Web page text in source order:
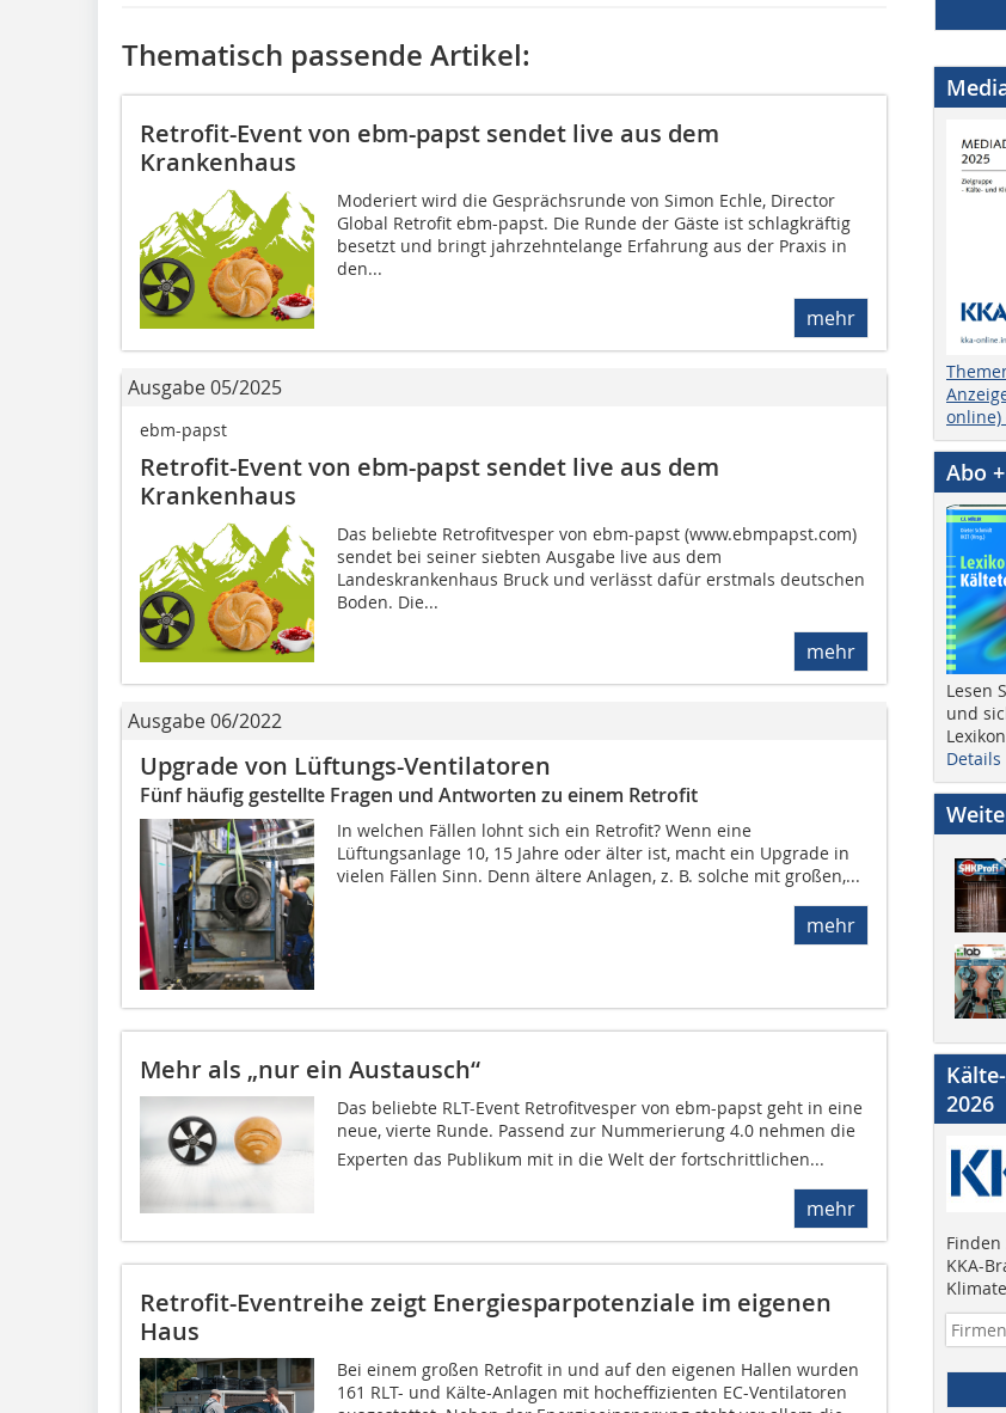
Thematisch passende Artikel:
Retrofit-Event von ebm-papst sendet live aus dem
Krankenhaus
Moderiert wird die Gesprächsrunde von Simon Echle, Director
Global Retrofit ebm-papst. Die Runde der Gäste ist schlagkräftig
besetzt und bringt jahrzehntelange Erfahrung aus der Praxis in
den...
mehr
Ausgabe 05/2025
ebm-papst
Retrofit-Event von ebm-papst sendet live aus dem
Krankenhaus
Das beliebte Retrofitvesper von ebm-papst (www.ebmpapst.com)
sendet bei seiner siebten Ausgabe live aus dem
Landeskrankenhaus Bruck und verlässt dafür erstmals deutschen
Boden. Die...
mehr
Ausgabe 06/2022
Upgrade von Lüftungs-Ventilatoren
Fünf häufig gestellte Fragen und Antworten zu einem Retrofit
In welchen Fällen lohnt sich ein Retrofit? Wenn eine
Lüftungsanlage 10, 15 Jahre oder älter ist, macht ein Upgrade in
vielen Fällen Sinn. Denn ältere Anlagen, z. B. solche mit großen,...
mehr
Mehr als „nur ein Austausch“
Das beliebte RLT-Event Retrofitvesper von ebm-papst geht in eine
neue, vierte Runde. Passend zur Nummerierung 4.0 nehmen die
Experten das Publikum mit in die Welt der fortschrittlichen...
mehr
Retrofit-Eventreihe zeigt Energiesparpotenziale im eigenen
Haus
Bei einem großen Retrofit in und auf den eigenen Hallen wurden
161 RLT- und Kälte-Anlagen mit hocheffizienten EC-Ventilatoren
online)
Abo
Lesen
und
Details
2026
KKA-